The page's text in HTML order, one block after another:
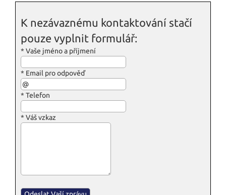
K nezávaznému kontaktování stačí
pouze vyplnit formulář:
* Vaše jméno a příjmení
* Email pro odpověď
* Telefon
* Váš vzkaz